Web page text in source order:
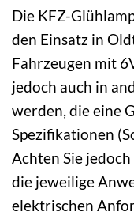
Die KFZ-
den Einsatz in
Fahrzeugen mit
jedoch auch in
werden, die eine
Spezifikationen
Achten Sie
die jeweilige
elektrischen